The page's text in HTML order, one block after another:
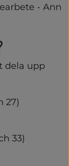
- Ann
dela upp
27)
33)